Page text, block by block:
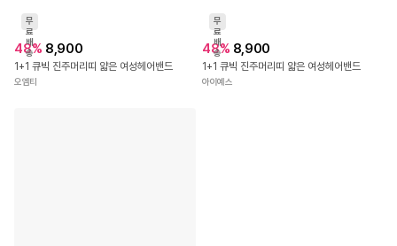
무
료
배
송
48% 8,900
1+1 큐빅 진주머리띠 얇은 여성헤어밴드
오엠티
무
료
배
송
48% 8,900
1+1 큐빅 진주머리띠 얇은 여성헤어밴드
아이예스